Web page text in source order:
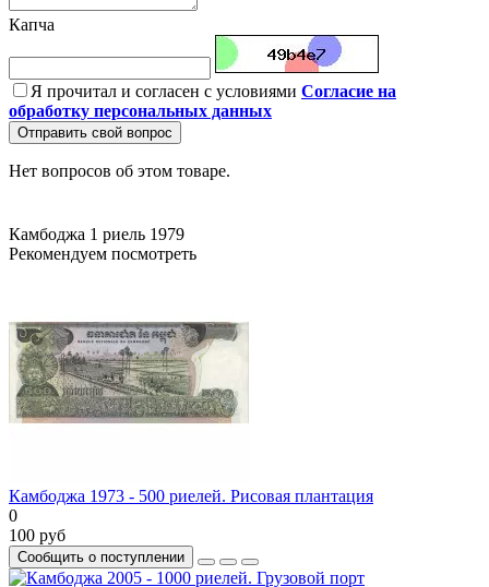
Капча
Я прочитал и согласен с условиями Согласие на
обработку персональных данных
Отправить свой вопрос
Нет вопросов об этом товаре.
Камбоджа 1 риель 1979
Рекомендуем посмотреть
Камбоджа 1973 - 500 риелей. Рисовая плантация
0
100 руб
Сообщить о поступлении